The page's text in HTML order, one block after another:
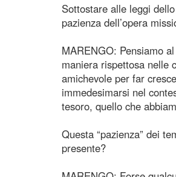
Sottostare alle leggi
pazienza dell’opera
MARENGO: Pensiamo
maniera rispettosa nelle
amichevole per far
immedesimarsi nel
tesoro, quello che
Questa “pazienza” dei
presente?